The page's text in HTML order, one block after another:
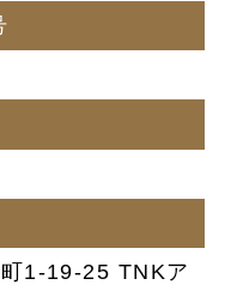
1-19-25 TNKア